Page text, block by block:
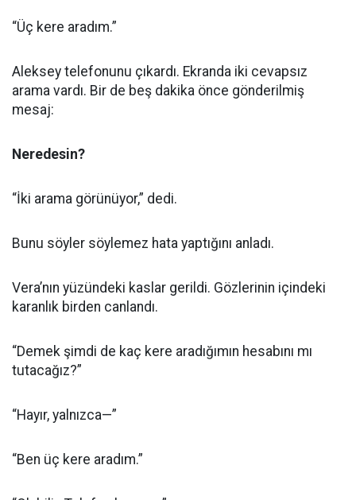
“Üç kere aradım.”
Aleksey telefonunu çıkardı. Ekranda iki cevapsız
arama vardı. Bir de beş dakika önce gönderilmiş
mesaj:
Neredesin?
“İki arama görünüyor,” dedi.
Bunu söyler söylemez hata yaptığını anladı.
Vera’nın yüzündeki kaslar gerildi. Gözlerinin içindeki
karanlık birden canlandı.
“Demek şimdi de kaç kere aradığımın hesabını mı
tutacağız?”
“Hayır, yalnızca—”
“Ben üç kere aradım.”